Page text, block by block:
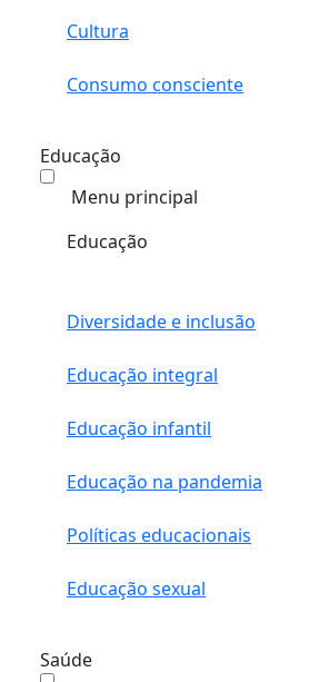
Cultura
Consumo consciente
Educação
Menu principal
Educação
Diversidade e inclusão
Educação integral
Educação infantil
Educação na pandemia
Políticas educacionais
Educação sexual
Saúde